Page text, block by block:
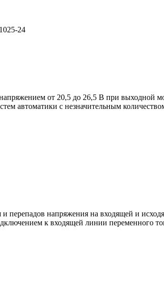
24
от 20,5 до 26,5 В при выходной
автоматики с незначительным
напряжения на входящей и
к входящей линии переменного